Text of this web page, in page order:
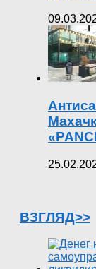
ВЗГЛЯД>>